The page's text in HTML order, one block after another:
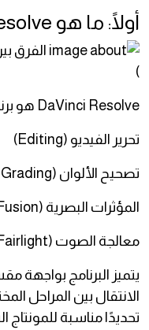
أولًا: ما هو DaVinci Resolve؟
)
DaVinci Resolve هو برنامج متكامل يجمع بين:
تحرير الفيديو (Editing)
تصحيح الألوان (Color Grading)
المؤثرات البصرية (Fusion)
معالجة الصوت (Fairlight)
يتميز البرنامج
تحديدًا مناسبة للمونتاج